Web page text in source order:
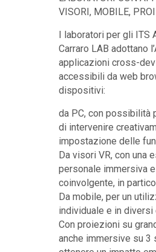
VISORI, MOBILE,
I laboratori per gli ITS
Carraro LAB adottano
applicazioni cross-
accessibili da web
dispositivi:
da PC, con possibilità
di intervenire
impostazione delle
Da visori VR, con una
personale immersiva e
coinvolgente, in
Da mobile, per un
individuale e in
Con proiezioni su
anche immersive su 3